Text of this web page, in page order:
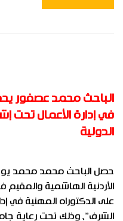
الباحث محمد عصفور
في إدارة الأعمال تحت
الدولية
حصل الباحث محمد محمد
الأردنية الهاشمية والمقيم
على الدكتوراه المهنية في
الشرف”، وذلك تحت رعاية